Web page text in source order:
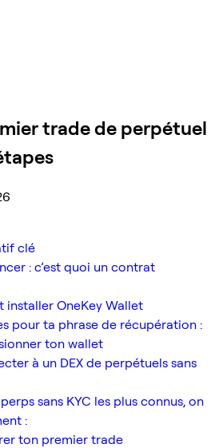
trade de perpétuel
clé
: c’est quoi un contrat
installer OneKey Wallet
pour ta phrase de récupération :
ton wallet
à un DEX de perpétuels sans
sans KYC les plus connus, on
:
ton premier trade